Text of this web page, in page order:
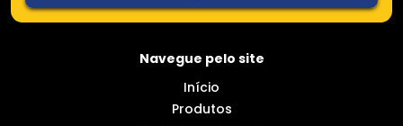
Navegue pelo site
Início
Produtos